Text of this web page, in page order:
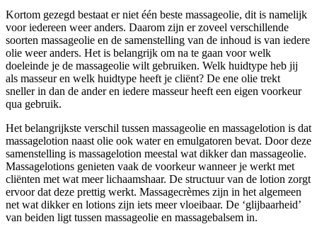
Kortom gezegd bestaat er niet één beste massageolie, dit is namelijk
voor iedereen weer anders. Daarom zijn er zoveel verschillende
soorten massageolie en de samenstelling van de inhoud is van iedere
olie weer anders. Het is belangrijk om na te gaan voor welk
doeleinde je de massageolie wilt gebruiken. Welk huidtype heb jij
als masseur en welk huidtype heeft je cliënt? De ene olie trekt
sneller in dan de ander en iedere masseur heeft een eigen voorkeur
qua gebruik.
Het belangrijkste verschil tussen massageolie en massagelotion is dat
massagelotion naast olie ook water en emulgatoren bevat. Door deze
samenstelling is massagelotion meestal wat dikker dan massageolie.
Massagelotions genieten vaak de voorkeur wanneer je werkt met
cliënten met wat meer lichaamshaar. De structuur van de lotion zorgt
ervoor dat deze prettig werkt. Massagecrèmes zijn in het algemeen
net wat dikker en lotions zijn iets meer vloeibaar. De ‘glijbaarheid’
van beiden ligt tussen massageolie en massagebalsem in.